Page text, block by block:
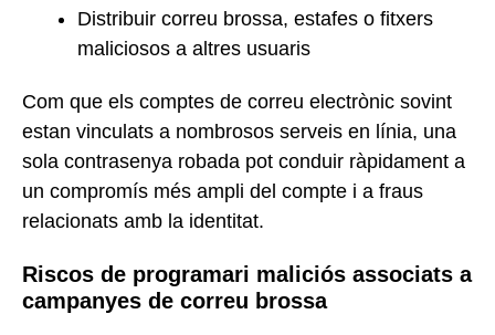
Distribuir correu brossa, estafes o fitxers
maliciosos a altres usuaris
Com que els comptes de correu electrònic sovint
estan vinculats a nombrosos serveis en línia, una
sola contrasenya robada pot conduir ràpidament a
un compromís més ampli del compte i a fraus
relacionats amb la identitat.
Riscos de programari maliciós associats a
campanyes de correu brossa